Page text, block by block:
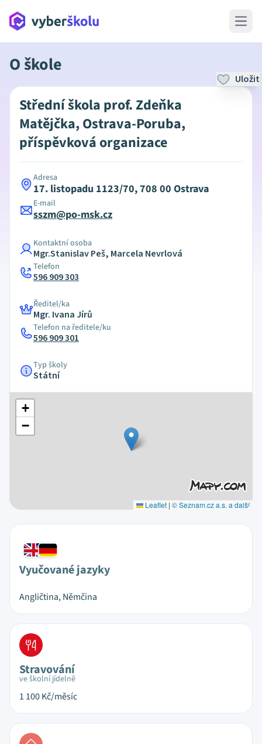
Open
O škole
Uložit
Střední škola prof. Zdeňka
Matějčka, Ostrava-Poruba,
příspěvková organizace
Adresa
17. listopadu 1123/70, 708 00 Ostrava
E-mail
sszm@po-msk.cz
Kontaktní osoba
Mgr.Stanislav Peš, Marcela Nevrlová
Telefon
596 909 303
Ředitel/ka
Mgr. Ivana Jírů
Telefon na ředitele/ku
596 909 301
Typ školy
Státní
+
−
Leaflet | © Seznam.cz a.s. a další
Vyučované jazyky
Angličtina, Němčina
Stravování
ve školní jídelně
1 100Kč/měsíc